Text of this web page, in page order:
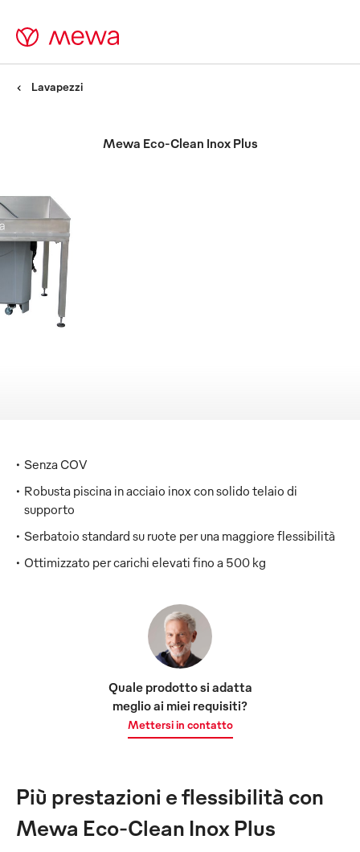
Lavapezzi
Mewa Eco-Clean Inox Plus
Senza COV
Robusta piscina in acciaio inox con solido telaio di
supporto
Serbatoio standard su ruote per una maggiore flessibilità
Ottimizzato per carichi elevati fino a 500 kg
Quale prodotto si adatta
meglio ai miei requisiti?
Mettersi in contatto
Più prestazioni e flessibilità con
Mewa Eco-Clean Inox Plus